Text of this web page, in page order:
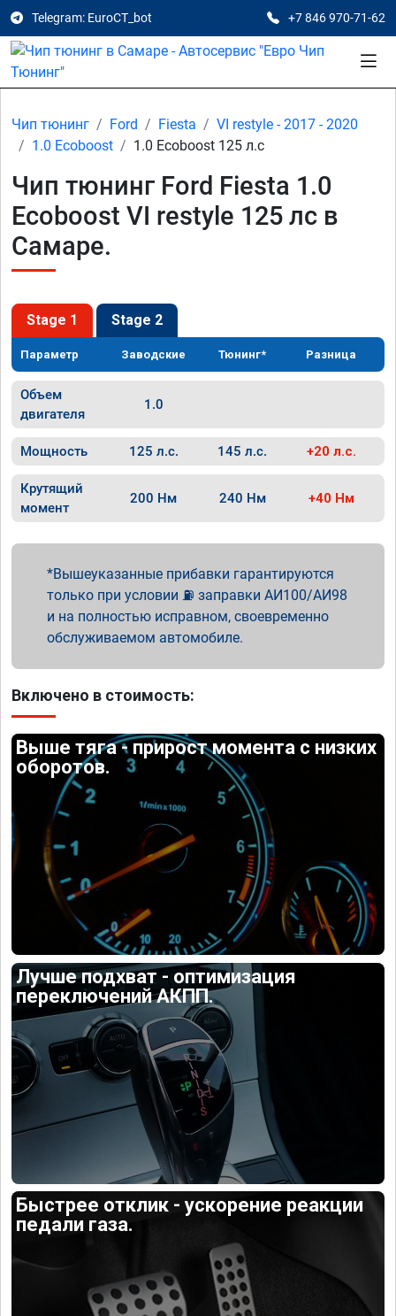
Telegram: EuroCT_bot +7 846 970-71-62
Чип тюнинг Ford Fiesta
VI restyle - 2017 - 2020
1.0 Ecoboost
1.0 Ecoboost 125 л.с
Чип тюнинг Ford Fiesta 1.0
Ecoboost VI restyle 125 лс в
Самаре.
Stage 1 Stage 2
Параметр Заводские Тюнинг* Разница
Объем
двигателя
1.0
Мощность 125 л.с. 145 л.с. +20 л.с.
Крутящий
момент
200 Нм 240 Нм +40 Нм
Вышеуказанные прибавки гарантируются
только при условии ⛽ заправки АИ100/АИ98
и на полностью исправном, своевременно
обслуживаемом автомобиле.
Включено в стоимость:
Выше тяга - прирост момента с низких
оборотов.
Лучше подхват - оптимизация
переключений АКПП.
Быстрее отклик - ускорение реакции
педали газа.